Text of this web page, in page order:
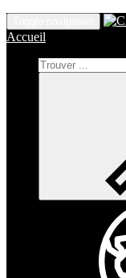
Accueil